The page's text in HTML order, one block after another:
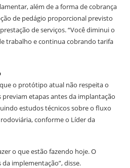
além de a forma de cobrança
de pedágio proporcional previsto
de serviços. “Você diminui o
trabalho e continua cobrando tarifa
o protótipo atual não respeita o
previam etapas antes da implantação
estudos técnicos sobre o fluxo
conforme o Líder da
o que estão fazendo hoje. O
implementação”, disse.